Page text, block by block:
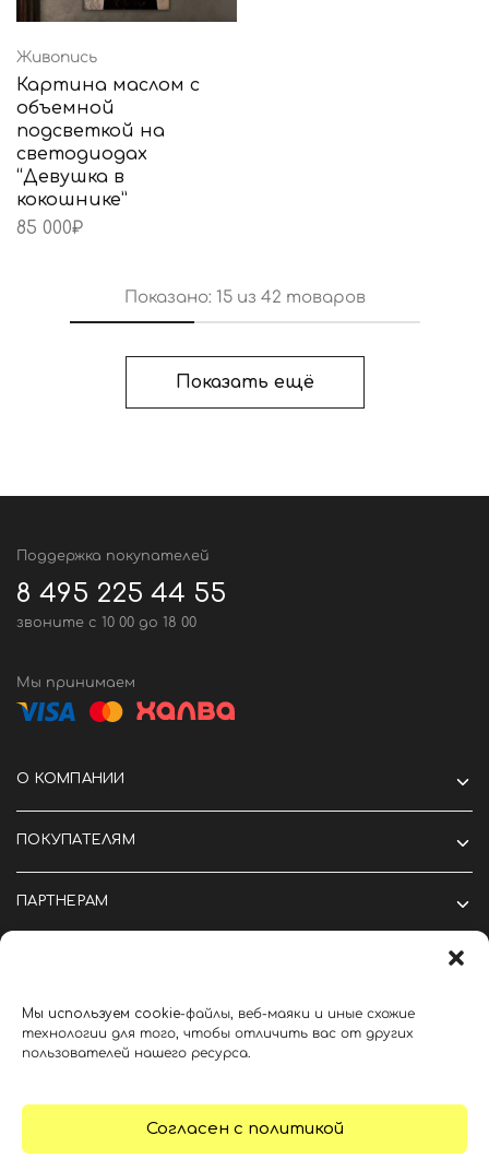
Мы используем cookie-файлы, веб-маяки и иные схожие
технологии для того, чтобы отличить вас от других
пользователей нашего ресурса.
Согласен с политикой
Живопись
Картина маслом с
объемной
подсветкой на
светодиодах
“Девушка в
кокошнике”
85 000₽
Показано: 15 из 42 товаров
Показать ещё
Поддержка покупателей
8 495 225 44 55
звоните c 10 00 до 18 00
Мы принимаем
О КОМПАНИИ
ПОКУПАТЕЛЯМ
ПАРТНЕРАМ
©2024 Крутые вещи тут